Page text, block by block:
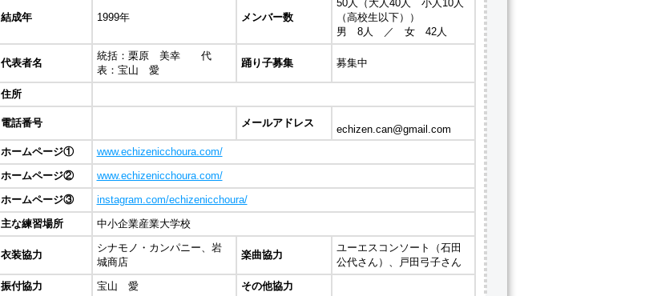
結成年 1999年 メンバー数
50人（大人40人 小人10人
（高校生以下））
男 8人 ／ 女 42人
代表者名
統括：栗原 美幸 代
表：宝山 愛
踊り子募集 募集中
住所
電話番号 メールアドレス
echizen.can@gmail.com
ホームページ①
www.echizenicchoura.com/
ホームページ②
www.echizenicchoura.com/
ホームページ③
instagram.com/echizenicchoura/
主な練習場所
中小企業産業大学校
衣装協力
シナモノ・カンパニー、岩
城商店
楽曲協力
ユーエスコンソート（石田
公代さん）、戸田弓子さん
振付協力
宝山 愛 その他協力